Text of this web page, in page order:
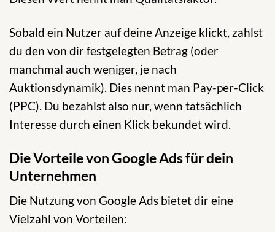
Sobald ein Nutzer auf deine Anzeige klickt, zahlst
du den von dir festgelegten Betrag (oder
manchmal auch weniger, je nach
Auktionsdynamik). Dies nennt man Pay-per-Click
(PPC). Du bezahlst also nur, wenn tatsächlich
Interesse durch einen Klick bekundet wird.
Die Vorteile von Google Ads für dein
Unternehmen
Die Nutzung von Google Ads bietet dir eine
Vielzahl von Vorteilen: